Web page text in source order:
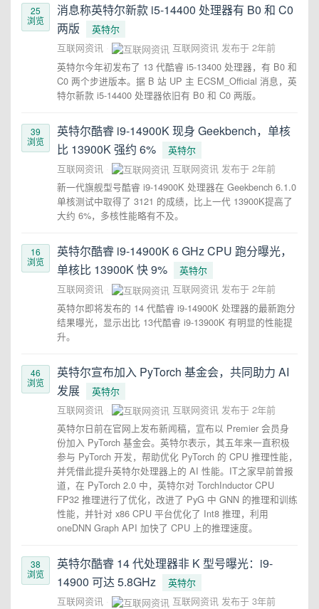
25
浏览
消息称英特尔新款 i5-14400 处理器有 B0 和 C0
两版
英特尔
互联网资讯
互联网资讯 发布于 2年前
英特尔今年初发布了 13 代酷睿 i5-13400 处理器，有 B0 和
C0 两个步进版本。据 B 站 UP 主 ECSM_Official 消息，英
特尔新款 i5-14400 处理器依旧有 B0 和 C0 两版。
39
浏览
英特尔酷睿 i9-14900K 现身 Geekbench，单核
比 13900K 强约 6%
英特尔
互联网资讯
互联网资讯 发布于 2年前
新一代旗舰型号酷睿 i9-14900K 处理器在 Geekbench 6.1.0
单核测试中取得了 3121 的成绩，比上一代 13900K提高了
大约 6%，多核性能略有不及。
16
浏览
英特尔酷睿 i9-14900K 6 GHz CPU 跑分曝光，
单核比 13900K 快 9%
英特尔
互联网资讯
互联网资讯 发布于 2年前
英特尔即将发布的 14 代酷睿 i9-14900K 处理器的最新跑分
结果曝光，显示出比 13代酷睿 i9-13900K 有明显的性能提
升。
46
浏览
英特尔宣布加入 PyTorch 基金会，共同助力 AI
发展
英特尔
互联网资讯
互联网资讯 发布于 2年前
英特尔日前在官网上发布新闻稿，宣布以 Premier 会员身
份加入 PyTorch 基金会。英特尔表示，其五年来一直积极
参与 PyTorch 开发，帮助优化 PyTorch 的 CPU 推理性能，
并凭借此提升英特尔处理器上的 AI 性能。IT之家早前曾报
道，在 PyTorch 2.0 中，英特尔对 TorchInductor CPU
FP32 推理进行了优化，改进了 PyG 中 GNN 的推理和训练
性能，并针对 x86 CPU 平台优化了 Int8 推理，利用
oneDNN Graph API 加快了 CPU 上的推理速度。
38
浏览
英特尔酷睿 14 代处理器非 K 型号曝光：i9-
14900 可达 5.8GHz
英特尔
互联网资讯
互联网资讯 发布于 3年前